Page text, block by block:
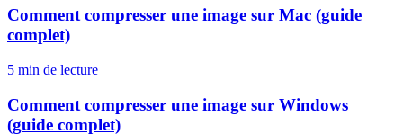
Comment compresser une image sur Mac (guide
complet)
5 min de lecture
Comment compresser une image sur Windows
(guide complet)